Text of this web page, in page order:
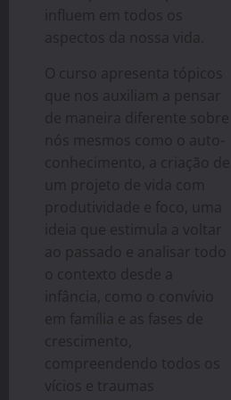
influem em todos os
aspectos da nossa vida.
O curso apresenta tópicos
que nos auxiliam a pensar
de maneira diferente sobre
nós mesmos como o auto-
conhecimento, a criação de
um projeto de vida com
produtividade e foco, uma
ideia que estimula a voltar
ao passado e analisar todo
o contexto desde a
infância, como o convívio
em família e as fases de
crescimento,
compreendendo todos os
vícios e traumas